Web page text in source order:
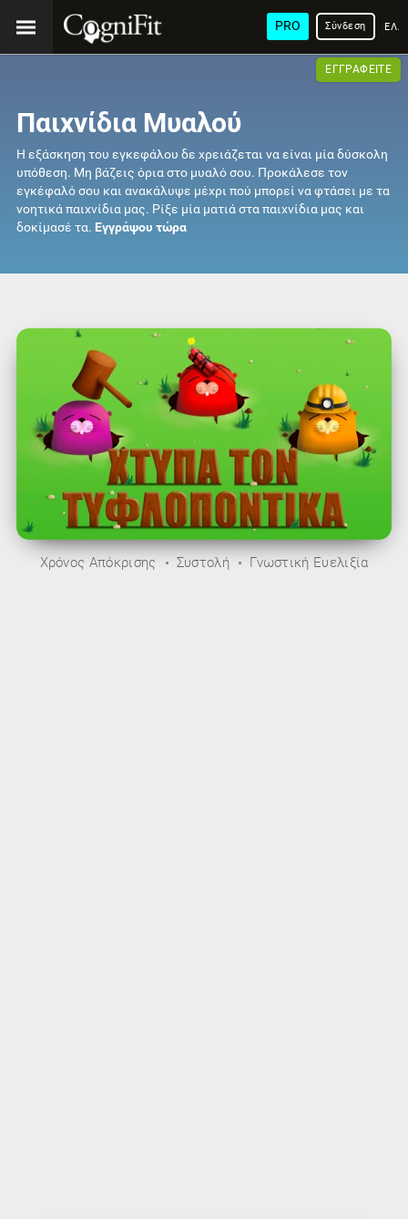
PRO Σύνδεση
ΕΓΓΡΑΦΕΊΤΕ
Παιχνίδια Μυαλού
Η εξάσκηση του εγκεφάλου δε χρειάζεται να είναι μία δύσκολη
υπόθεση. Μη βάζεις όρια στο μυαλό σου. Προκάλεσε τον
εγκέφαλό σου και ανακάλυψε μέχρι πού μπορεί να φτάσει με τα
νοητικά παιχνίδια μας. Ρίξε μία ματιά στα παιχνίδια μας και
δοκίμασέ τα. Εγγράψου τώρα
Χρόνος Απόκρισης Συστολή Γνωστική Ευελιξία